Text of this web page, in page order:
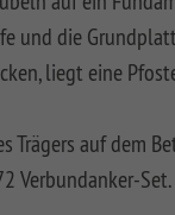
und die
liegt eine
Trägers auf dem
Verbundanker-Set.